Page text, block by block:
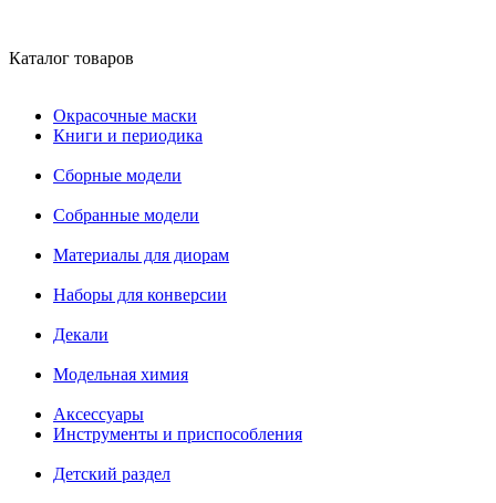
Каталог товаров
Окрасочные маски
Книги и периодика
Сборные модели
Собранные модели
Материалы для диорам
Наборы для конверсии
Декали
Модельная химия
Аксессуары
Инструменты и приспособления
Детский раздел